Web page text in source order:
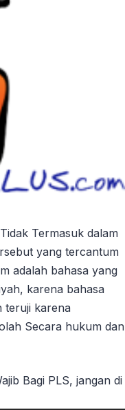
Termasuk dalam
yang tercantum
adalah bahasa yang
karena bahasa
teruji karena
Secara hukum dan
Bagi PLS, jangan di